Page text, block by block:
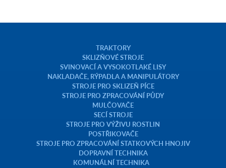
TRAKTORY
SKLIZŇOVÉ STROJE
SVINOVACÍ A VYSOKOTLAKÉ LISY
NAKLADAČE, RÝPADLA A MANIPULÁTORY
STROJE PRO SKLIZEŇ PÍCE
STROJE PRO ZPRACOVÁNÍ PŮDY
MULČOVAČE
SECÍ STROJE
STROJE PRO VÝŽIVU ROSTLIN
POSTŘIKOVAČE
STROJE PRO ZPRACOVÁNÍ STATKOVÝCH HNOJIV
DOPRAVNÍ TECHNIKA
KOMUNÁLNÍ TECHNIKA